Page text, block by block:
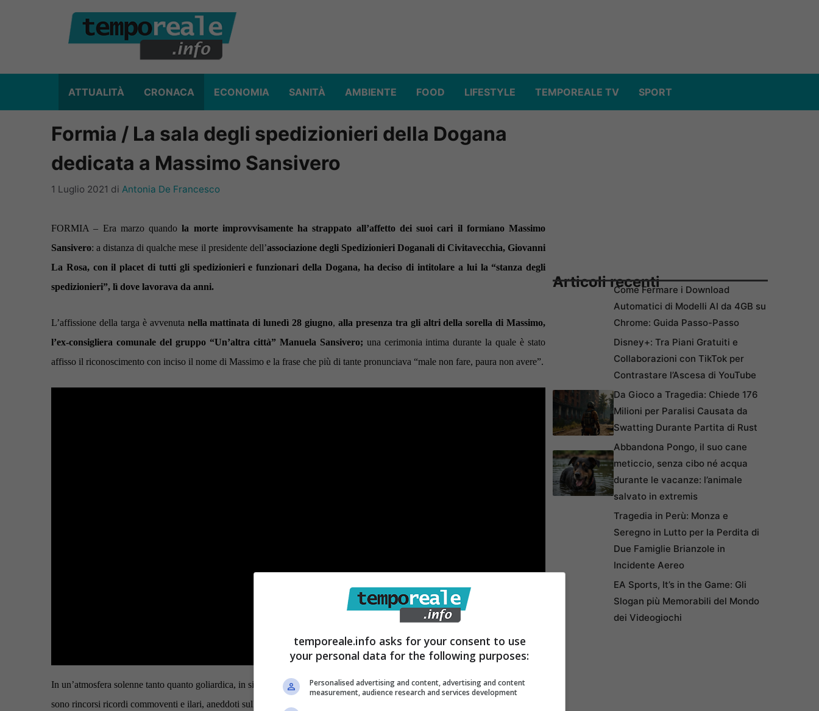
ATTUALITÀ CRONACA ECONOMIA SANITÀ AMBIENTE FOOD LIFESTYLE TEMPOREALE TV SPORT
Formia / La sala degli spedizionieri della Dogana
dedicata a Massimo Sansivero
1 Luglio 2021 di Antonia De Francesco
FORMIA – Era marzo quandola morte improvvisamente ha strappato all’affetto dei suoi cari il formiano Massimo
Sansivero: a distanza di qualche mese il presidente dell’associazione degli Spedizionieri Doganali di Civitavecchia, Giovanni
La Rosa, con il placet di tutti gli spedizionieri e funzionari della Dogana, ha deciso di intitolare a lui la “stanza degli
spedizionieri”, lì dove lavorava da anni.
L’affissione della targa è avvenuta nella mattinata di lunedì 28 giugno, alla presenza tra gli altri della sorella di Massimo,
l’ex-consigliera comunale del gruppo “Un’altra città” Manuela Sansivero; una cerimonia intima durante la quale è stato
affisso il riconoscimento con inciso il nome di Massimo e la frase che più di tante pronunciava “male non fare, paura non avere”.
In un’atmosfera solenne tanto quanto goliardica, in sintonia con quella che molti conoscevano come la personalità di Massimo, si
sono rincorsi ricordi commoventi e ilari, aneddoti sulla vivacità e socialità del suo carattere e il la sua professionalità,
Articoli recentiCome Fermare i Download
Automatici di Modelli AI da 4GB su
Chrome: Guida Passo-Passo
Disney+: Tra Piani Gratuiti e
Collaborazioni con TikTok per
Contrastare l’Ascesa di YouTube
Da Gioco a Tragedia: Chiede 176
Milioni per Paralisi Causata da
Swatting Durante Partita di Rust
Abbandona Pongo, il suo cane
meticcio, senza cibo né acqua
durante le vacanze: l’animale
salvato in extremis
Tragedia in Perù: Monza e
Seregno in Lutto per la Perdita di
Due Famiglie Brianzole in
Incidente Aereo
EA Sports, It’s in the Game: Gli
Slogan più Memorabili del Mondo
dei Videogiochi
temporeale.info asks for your consent to use
your personal data for the following purposes:
Personalised advertising and content, advertising and content
measurement, audience research and services development